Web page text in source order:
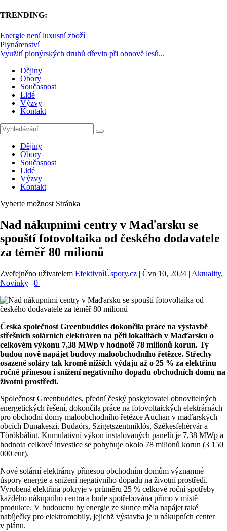
TRENDING:
Energie není luxusní zboží
Plynárenství
Využití pionýrských druhů dřevin při obnově lesů...
Dějiny
Obory
Současnost
Lidé
Výzvy
Kontakt
Dějiny
Obory
Současnost
Lidé
Výzvy
Kontakt
Vyberte možnost Stránka
Nad nákupními centry v Maďarsku se
spouští fotovoltaika od českého dodavatele
za téměř 80 milionů
Zveřejněno uživatelem EfektivníÚspory.cz | Čvn 10, 2024 | Aktuality,
Novinky | 0 |
Česká společnost Greenbuddies dokončila práce na výstavbě
střešních solárních elektráren na pěti lokalitách v Maďarsku o
celkovém výkonu 7,38 MWp v hodnotě 78 milionů korun. Ty
budou nově napájet budovy maloobchodního řetězce. Střechy
osazené soláry tak kromě nižších výdajů až o 25 % za elektřinu
ročně přinesou i snížení negativního dopadu obchodních domů na
životní prostředí.
Společnost Greenbuddies, přední český poskytovatel obnovitelných
energetických řešení, dokončila práce na fotovoltaických elektrárnách
pro obchodní domy maloobchodního řetězce Auchan v maďarských
obcích Dunakeszi, Budaörs, Szigetszentmiklós, Székesfehérvár a
Törökbálint. Kumulativní výkon instalovaných panelů je 7,38 MWp a
hodnota celkové investice se pohybuje okolo 78 milionů korun (3 150
000 eur).
Nové solární elektrárny přinesou obchodním domům významné
úspory energie a snížení negativního dopadu na životní prostředí.
Vyrobená elektřina pokryje v průměru 25 % celkové roční spotřeby
každého nákupního centra a bude spotřebována přímo v místě
produkce. V budoucnu by energie ze slunce měla napájet také
nabíječky pro elektromobily, jejichž výstavba je u nákupních center
v plánu.